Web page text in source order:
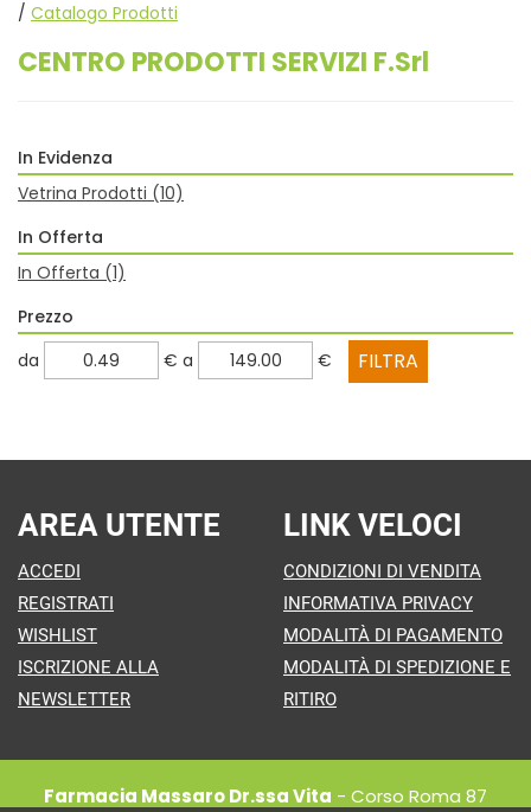
/ Catalogo Prodotti
CENTRO PRODOTTI SERVIZI F.Srl
In Evidenza
Vetrina Prodotti (10)
In Offerta
In Offerta (1)
Prezzo
filtra
da € filtra
a €
AREA UTENTE
ACCEDI
REGISTRATI
WISHLIST
ISCRIZIONE ALLA
NEWSLETTER
LINK VELOCI
CONDIZIONI DI VENDITA
INFORMATIVA PRIVACY
MODALITÀ DI PAGAMENTO
MODALITÀ DI SPEDIZIONE E
RITIRO
Farmacia Massaro Dr.ssa Vita - Corso Roma 87